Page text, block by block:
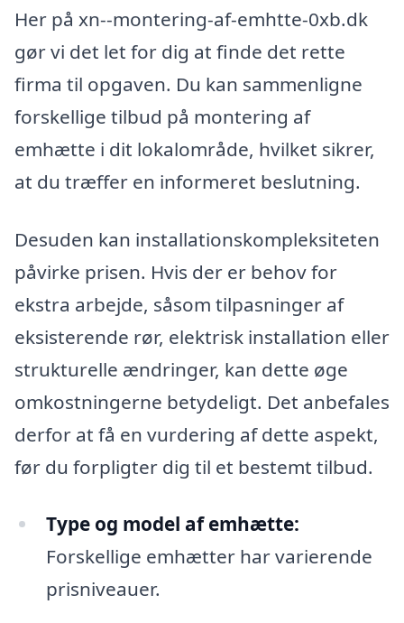
Her på xn--montering-af-emhtte-0xb.dk
gør vi det let for dig at finde det rette
firma til opgaven. Du kan sammenligne
forskellige tilbud på montering af
emhætte i dit lokalområde, hvilket sikrer,
at du træffer en informeret beslutning.
Desuden kan installationskompleksiteten
påvirke prisen. Hvis der er behov for
ekstra arbejde, såsom tilpasninger af
eksisterende rør, elektrisk installation eller
strukturelle ændringer, kan dette øge
omkostningerne betydeligt. Det anbefales
derfor at få en vurdering af dette aspekt,
før du forpligter dig til et bestemt tilbud.
Type og model af emhætte:
Forskellige emhætter har varierende
prisniveauer.